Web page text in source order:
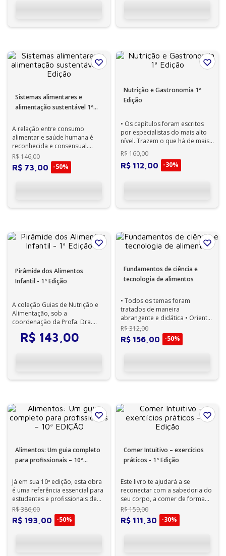
Sistemas alimentares e
alimentação sustentável 1ª
A relação entre consumo
alimentar e saúde humana é
reconhecida e consensual.
Porém, o impacto do consumo
alimentar na sa...
R$146,00
R$ 73 00 -50%
Nutrição e Gastronomia 1ª
Edição
• Os capítulos foram escritos
por especialistas do mais alto
nível. Trazem o que há de mais
novo nas áreas da Nutrição ...
R$160,00
R$ 112 00 -30%
Pirâmide dos Alimentos
Infantil - 1ª Edição
A coleção Guias de Nutrição e
Alimentação, sob a
coordenação da Profa. Dra.
Sonia Tucunduva Philippi,
apresenta seu 9º v...
R$ 143,00
Fundamentos de ciência e
tecnologia de alimentos
• Todos os temas foram
tratados de maneira
abrangente e didática • Orientar
a iniciação, a formação e o
aperfeiçoamento...
R$312,00
R$ 156 00 -50%
Alimentos: Um guia completo
para profissionais – 10ª
Já em sua 10ª edição, esta obra
é uma referência essencial para
estudantes e profissionais de
Nutrição, Gastronomia, Tec...
R$386,00
R$ 193 00 -50%
Comer Intuitivo – exercícios
práticos - 1ª Edição
Este livro te ajudará a se
reconectar com a sabedoria do
seu corpo, a comer de forma
intuitiva e a mudar, de uma vez
por...
R$159,00
R$ 111 30 -30%